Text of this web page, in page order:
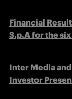
Financial
S.p.A for the
Inter Media
Investor